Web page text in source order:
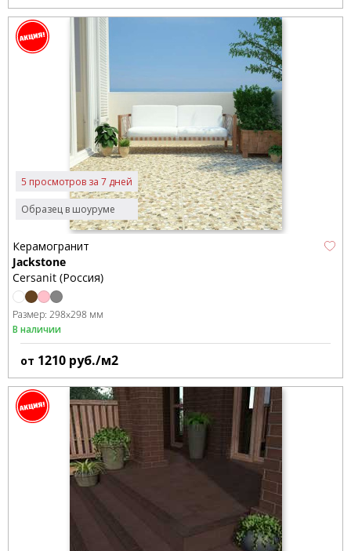
Образец в шоуруме
5 просмотров за 7 дней
Керамогранит
Jackstone
Cersanit (Россия)
Размер: 298x298 мм
В наличии
от 1210 руб./м2